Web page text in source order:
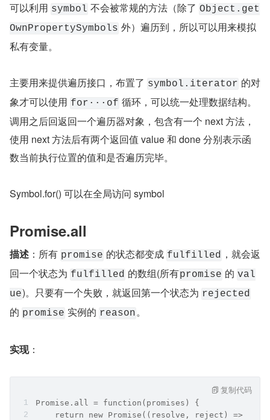
可以利用 symbol 不会被常规的方法（除了 Object.get
OwnPropertySymbols 外）遍历到，所以可以用来模拟
私有变量。
主要用来提供遍历接口，布置了 symbol.iterator 的对
象才可以使用 for···of 循环，可以统一处理数据结构。
调用之后回返回一个遍历器对象，包含有一个 next 方法，
使用 next 方法后有两个返回值 value 和 done 分别表示函
数当前执行位置的值和是否遍历完毕。
Symbol.for() 可以在全局访问 symbol
Promise.all
描述 ：所有 promise 的状态都变成 fulfilled ，就会返
回一个状态为 fulfilled 的数组(所有promise 的 val
ue)。只要有一个失败，就返回第一个状态为 rejected
的 promise 实例的 reason。
实现：
Promise.all = function(promises) {
    return new Promise((resolve, reject) => {
复制代码